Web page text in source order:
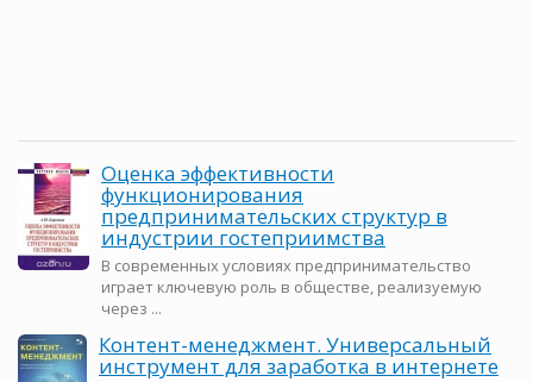
Оценка эффективности
функционирования
предпринимательских структур в
индустрии гостеприимства
В современных условиях предпринимательство
играет ключевую роль в обществе, реализуемую
через ...
Контент-менеджмент. Универсальный
инструмент для заработка в интернете